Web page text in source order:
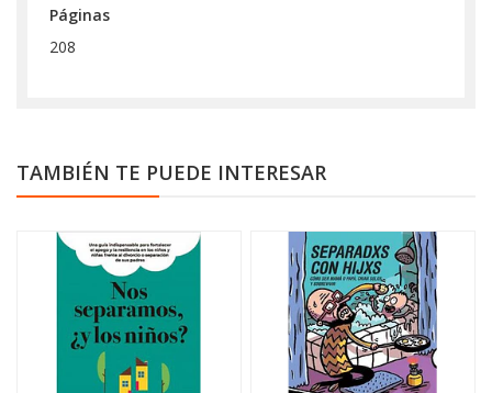
Páginas
208
TAMBIÉN TE PUEDE INTERESAR